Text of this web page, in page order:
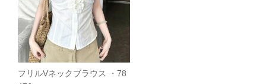
フリルVネックブラウス ・78